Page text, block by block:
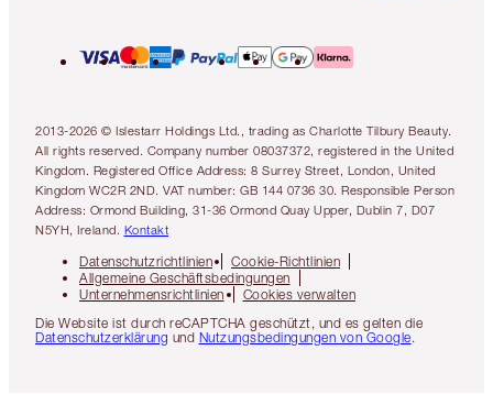
2013-2026 © Islestarr Holdings Ltd., trading as Charlotte Tilbury Beauty.
All rights reserved. Company number 08037372, registered in the United
Kingdom. Registered Office Address: 8 Surrey Street, London, United
Kingdom WC2R 2ND. VAT number: GB 144 0736 30. Responsible Person
Address: Ormond Building, 31-36 Ormond Quay Upper, Dublin 7, D07
N5YH, Ireland. Kontakt
Datenschutzrichtlinien
Cookie-Richtlinien
Allgemeine Geschäftsbedingungen
Unternehmensrichtlinien
Cookies verwalten
Die Website ist durch reCAPTCHA geschützt, und es gelten die
Datenschutzerklärung und Nutzungsbedingungen von Google.